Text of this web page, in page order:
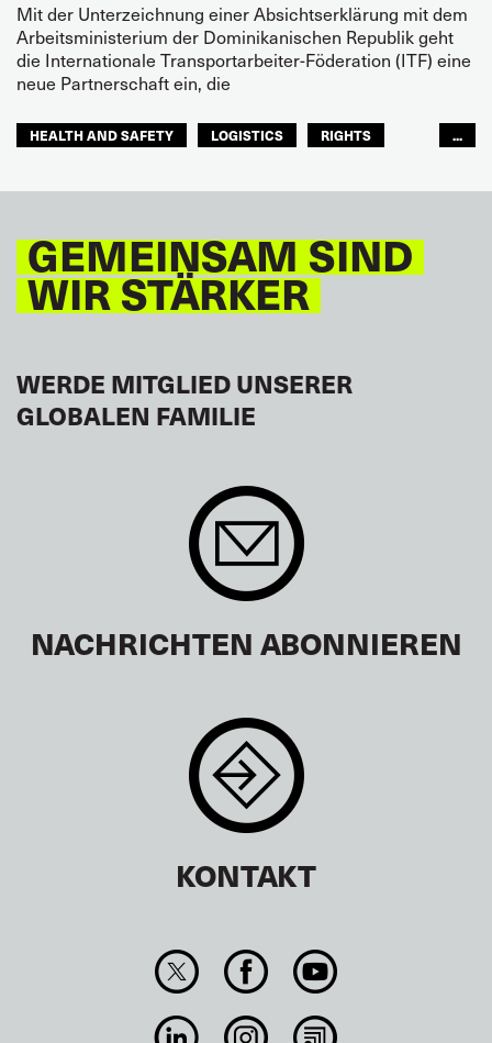
Mit der Unterzeichnung einer Absichtserklärung mit dem
Arbeitsministerium der Dominikanischen Republik geht
die Internationale Transportarbeiter-Föderation (ITF) eine
neue Partnerschaft ein, die
HEALTH AND SAFETY LOGISTICS
RIGHTS
...
GEMEINSAM SIND
WIR STÄRKER
WERDE MITGLIED UNSERER
GLOBALEN FAMILIE
NACHRICHTEN ABONNIEREN
KONTAKT